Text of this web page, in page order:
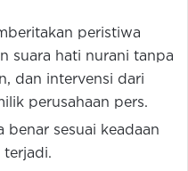
peristiwa
suara hati nurani tanpa
dan intervensi dari
perusahaan pers.
sesuai keadaan
terjadi.